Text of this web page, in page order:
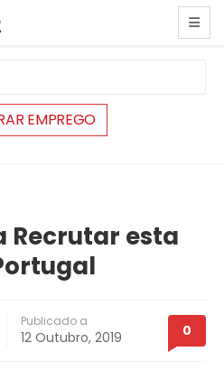
Recrutar esta
Publicado a
12 Outubro, 2019 0